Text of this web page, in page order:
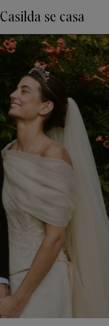
Casilda se casa